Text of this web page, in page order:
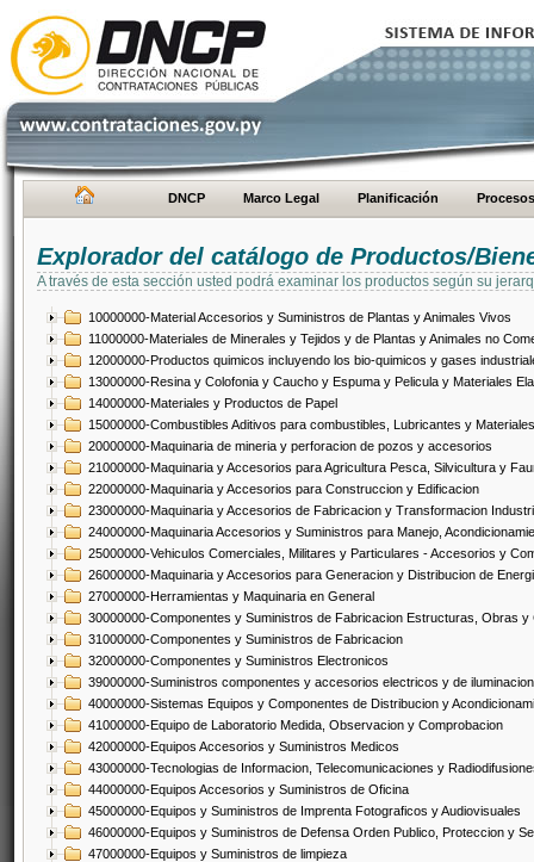
DNCP Marco Legal Planificación Procesos
Explorador del catálogo de Productos/
A través de esta sección usted podrá examinar los productos según su
10000000-Material Accesorios y Suministros de Plantas y Animales Vivos
11000000-Materiales de Minerales y Tejidos y de Plantas y Animales no
12000000-Productos quimicos incluyendo los bio-quimicos y gases
13000000-Resina y Colofonia y Caucho y Espuma y Pelicula y Materiales
14000000-Materiales y Productos de Papel
15000000-Combustibles Aditivos para combustibles, Lubricantes y
20000000-Maquinaria de mineria y perforacion de pozos y accesorios
21000000-Maquinaria y Accesorios para Agricultura Pesca, Silvicultura y
22000000-Maquinaria y Accesorios para Construccion y Edificacion
23000000-Maquinaria y Accesorios de Fabricacion y Transformacion
24000000-Maquinaria Accesorios y Suministros para Manejo,
25000000-Vehiculos Comerciales, Militares y Particulares - Accesorios y
26000000-Maquinaria y Accesorios para Generacion y Distribucion de
27000000-Herramientas y Maquinaria en General
30000000-Componentes y Suministros de Fabricacion Estructuras, Obras
31000000-Componentes y Suministros de Fabricacion
32000000-Componentes y Suministros Electronicos
39000000-Suministros componentes y accesorios electricos y de iluminacion
40000000-Sistemas Equipos y Componentes de Distribucion y
41000000-Equipo de Laboratorio Medida, Observacion y Comprobacion
42000000-Equipos Accesorios y Suministros Medicos
43000000-Tecnologias de Informacion, Telecomunicaciones y
44000000-Equipos Accesorios y Suministros de Oficina
45000000-Equipos y Suministros de Imprenta Fotograficos y Audiovisuales
46000000-Equipos y Suministros de Defensa Orden Publico, Proteccion y
47000000-Equipos y Suministros de limpieza